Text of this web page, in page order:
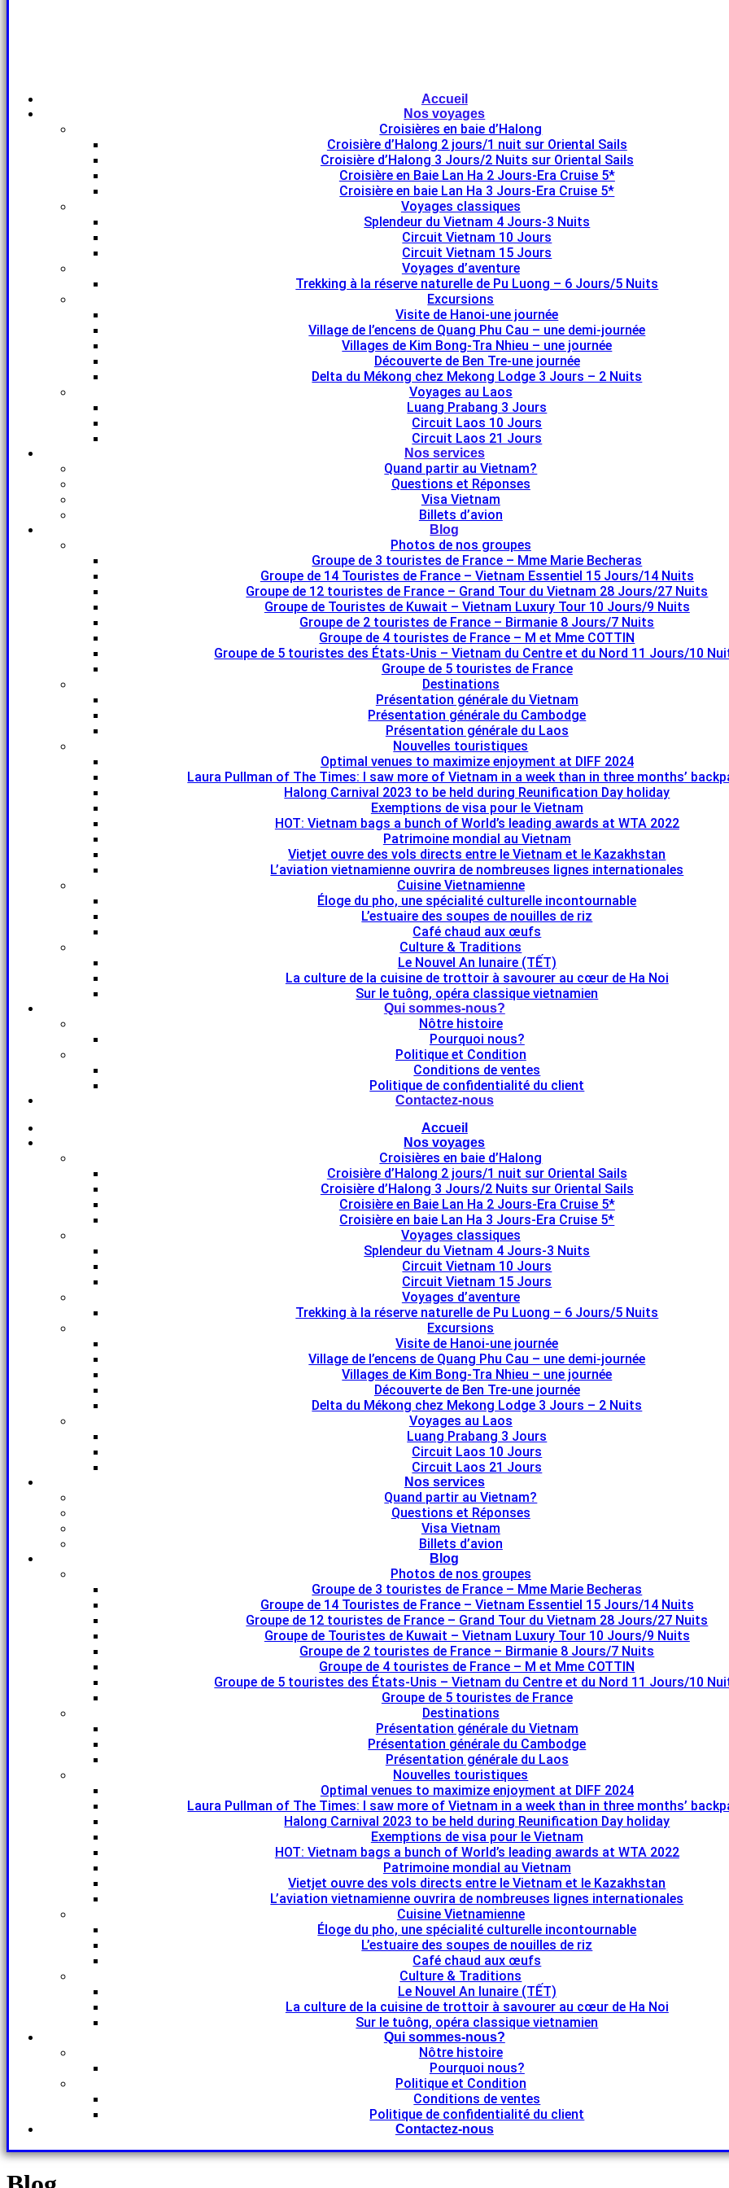
Accueil
Nos voyages
Croisières en baie d’Halong
Croisière d’Halong 2 jours/1 nuit sur Oriental Sails
Croisière d’Halong 3 Jours/2 Nuits sur Oriental Sails
Croisière en Baie Lan Ha 2 Jours-Era Cruise 5*
Croisière en baie Lan Ha 3 Jours-Era Cruise 5*
Voyages classiques
Splendeur du Vietnam 4 Jours-3 Nuits
Circuit Vietnam 10 Jours
Circuit Vietnam 15 Jours
Voyages d’aventure
Trekking à la réserve naturelle de Pu Luong – 6 Jours/5 Nuits
Excursions
Visite de Hanoi-une journée
Village de l’encens de Quang Phu Cau – une demi-journée
Villages de Kim Bong-Tra Nhieu – une journée
Découverte de Ben Tre-une journée
Delta du Mékong chez Mekong Lodge 3 Jours – 2 Nuits
Voyages au Laos
Luang Prabang 3 Jours
Circuit Laos 10 Jours
Circuit Laos 21 Jours
Nos services
Quand partir au Vietnam?
Questions et Réponses
Visa Vietnam
Billets d’avion
Blog
Photos de nos groupes
Groupe de 3 touristes de France – Mme Marie Becheras
Groupe de 14 Touristes de France – Vietnam Essentiel 15 Jours/14 Nuits
Groupe de 12 touristes de France – Grand Tour du Vietnam 28 Jours/27 Nuits
Groupe de Touristes de Kuwait – Vietnam Luxury Tour 10 Jours/9 Nuits
Groupe de 2 touristes de France – Birmanie 8 Jours/7 Nuits
Groupe de 4 touristes de France – M et Mme COTTIN
Groupe de 5 touristes des États-Unis – Vietnam du Centre et du Nord 11 Jours/10
Groupe de 5 touristes de France
Destinations
Présentation générale du Vietnam
Présentation générale du Cambodge
Présentation générale du Laos
Nouvelles touristiques
Optimal venues to maximize enjoyment at DIFF 2024
Laura Pullman of The Times: I saw more of Vietnam in a week than in three months’
Halong Carnival 2023 to be held during Reunification Day holiday
Exemptions de visa pour le Vietnam
HOT: Vietnam bags a bunch of World’s leading awards at WTA 2022
Patrimoine mondial au Vietnam
Vietjet ouvre des vols directs entre le Vietnam et le Kazakhstan
L’aviation vietnamienne ouvrira de nombreuses lignes internationales
Cuisine Vietnamienne
Éloge du pho, une spécialité culturelle incontournable
L’estuaire des soupes de nouilles de riz
Café chaud aux œufs
Culture & Traditions
Le Nouvel An lunaire (TẾT)
La culture de la cuisine de trottoir à savourer au cœur de Ha Noi
Sur le tuông, opéra classique vietnamien
Qui sommes-nous?
Nôtre histoire
Pourquoi nous?
Politique et Condition
Conditions de ventes
Politique de confidentialité du client
Contactez-nous
Accueil
Nos voyages
Croisières en baie d’Halong
Croisière d’Halong 2 jours/1 nuit sur Oriental Sails
Croisière d’Halong 3 Jours/2 Nuits sur Oriental Sails
Croisière en Baie Lan Ha 2 Jours-Era Cruise 5*
Croisière en baie Lan Ha 3 Jours-Era Cruise 5*
Voyages classiques
Splendeur du Vietnam 4 Jours-3 Nuits
Circuit Vietnam 10 Jours
Circuit Vietnam 15 Jours
Voyages d’aventure
Trekking à la réserve naturelle de Pu Luong – 6 Jours/5 Nuits
Excursions
Visite de Hanoi-une journée
Village de l’encens de Quang Phu Cau – une demi-journée
Villages de Kim Bong-Tra Nhieu – une journée
Découverte de Ben Tre-une journée
Delta du Mékong chez Mekong Lodge 3 Jours – 2 Nuits
Voyages au Laos
Luang Prabang 3 Jours
Circuit Laos 10 Jours
Circuit Laos 21 Jours
Nos services
Quand partir au Vietnam?
Questions et Réponses
Visa Vietnam
Billets d’avion
Blog
Photos de nos groupes
Groupe de 3 touristes de France – Mme Marie Becheras
Groupe de 14 Touristes de France – Vietnam Essentiel 15 Jours/14 Nuits
Groupe de 12 touristes de France – Grand Tour du Vietnam 28 Jours/27 Nuits
Groupe de Touristes de Kuwait – Vietnam Luxury Tour 10 Jours/9 Nuits
Groupe de 2 touristes de France – Birmanie 8 Jours/7 Nuits
Groupe de 4 touristes de France – M et Mme COTTIN
Groupe de 5 touristes des États-Unis – Vietnam du Centre et du Nord 11 Jours/10
Groupe de 5 touristes de France
Destinations
Présentation générale du Vietnam
Présentation générale du Cambodge
Présentation générale du Laos
Nouvelles touristiques
Optimal venues to maximize enjoyment at DIFF 2024
Laura Pullman of The Times: I saw more of Vietnam in a week than in three months’
Halong Carnival 2023 to be held during Reunification Day holiday
Exemptions de visa pour le Vietnam
HOT: Vietnam bags a bunch of World’s leading awards at WTA 2022
Patrimoine mondial au Vietnam
Vietjet ouvre des vols directs entre le Vietnam et le Kazakhstan
L’aviation vietnamienne ouvrira de nombreuses lignes internationales
Cuisine Vietnamienne
Éloge du pho, une spécialité culturelle incontournable
L’estuaire des soupes de nouilles de riz
Café chaud aux œufs
Culture & Traditions
Le Nouvel An lunaire (TẾT)
La culture de la cuisine de trottoir à savourer au cœur de Ha Noi
Sur le tuông, opéra classique vietnamien
Qui sommes-nous?
Nôtre histoire
Pourquoi nous?
Politique et Condition
Conditions de ventes
Politique de confidentialité du client
Contactez-nous